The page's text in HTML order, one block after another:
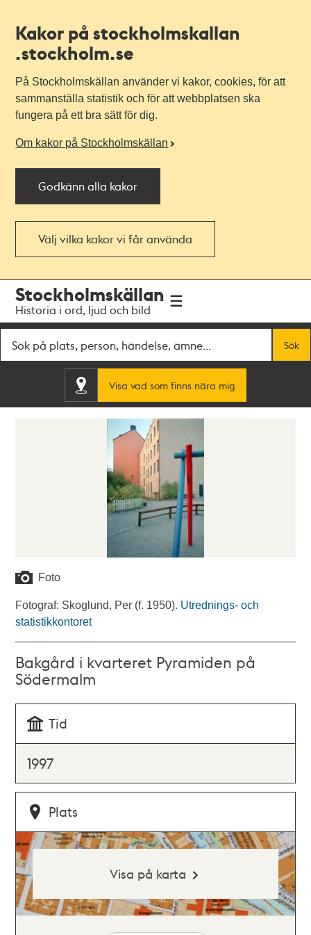
Kakor på stockholmskallan
.stockholm.se
På Stockholmskällan använder vi kakor, cookies, för att
sammanställa statistik och för att webbplatsen ska
fungera på ett bra sätt för dig.
Om kakor på Stockholmskällan
Godkänn alla kakor
Välj vilka kakor vi får använda
navigationen
huvudinnehållet
Stockholmskällan
Historia i ord, ljud och bild
Sök
Visa vad som finns nära mig
Foto
Fotograf: Skoglund, Per (f. 1950). Utrednings- och
statistikkontoret
Bakgård i kvarteret Pyramiden på
Södermalm
Tid
1997
Plats
Visa på karta